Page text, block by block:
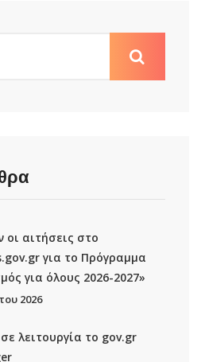
οι αιτήσεις στο
για το Πρόγραμμα
για όλους 2026-2027»
2026
λειτουργία το gov.gr